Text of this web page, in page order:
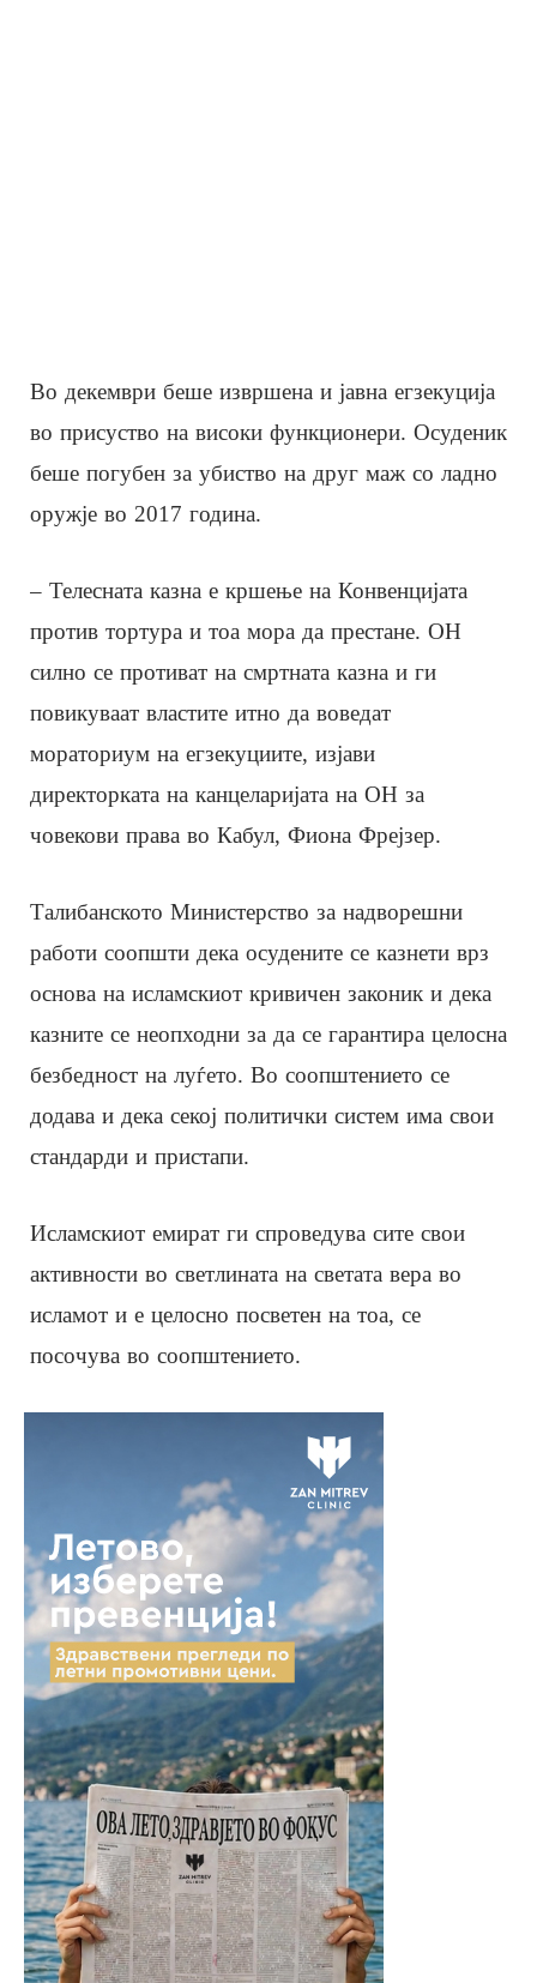
Во декември беше извршена и јавна егзекуција
во присуство на високи функционери. Осуденик
беше погубен за убиство на друг маж со ладно
оружје во 2017 година.
– Телесната казна е кршење на Конвенцијата
против тортура и тоа мора да престане. ОН
силно се противат на смртната казна и ги
повикуваат властите итно да воведат
мораториум на егзекуциите, изјави
директорката на канцеларијата на ОН за
човекови права во Кабул, Фиона Фрејзер.
Талибанското Министерство за надворешни
работи соопшти дека осудените се казнети врз
основа на исламскиот кривичен законик и дека
казните се неопходни за да се гарантира целосна
безбедност на луѓето. Во соопштението се
додава и дека секој политички систем има свои
стандарди и пристапи.
Исламскиот емират ги спроведува сите свои
активности во светлината на светата вера во
исламот и е целосно посветен на тоа, се
посочува во соопштението.